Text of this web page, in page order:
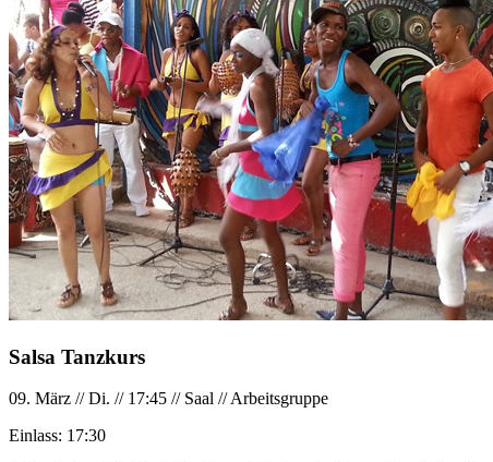
Salsa Tanzkurs
09. März //Di. // 17:45 // Saal //Arbeitsgruppe
Einlass: 17:30